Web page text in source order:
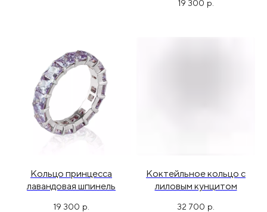
19 300 р.
Кольцо принцесса
лавандовая шпинель
19 300 р.
Коктейльное кольцо с
лиловым кунцитом
32 700 р.